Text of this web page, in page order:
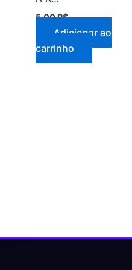
5,00R$
Adicionar ao
carrinho